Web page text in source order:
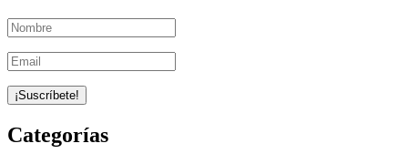
Categorías